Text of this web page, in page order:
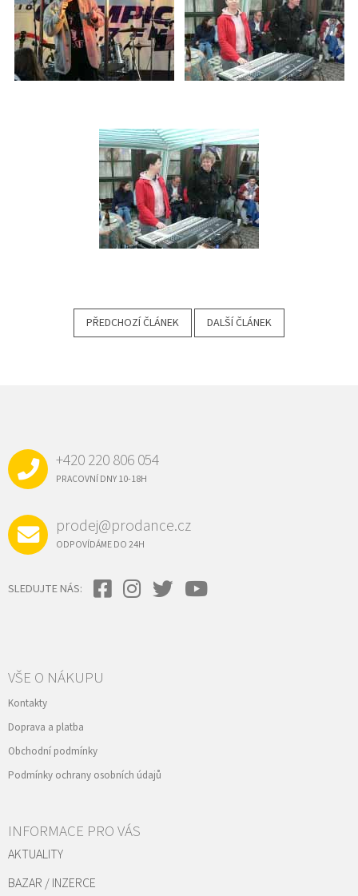
PŘEDCHOZÍ ČLÁNEK DALŠÍ ČLÁNEK
+420 220 806 054
PRACOVNÍ DNY 10-18H
prodej@prodance.cz
ODPOVÍDÁME DO 24H
SLEDUJTE NÁS:
VŠE O NÁKUPU
Kontakty
Doprava a platba
Obchodní podmínky
Podmínky ochrany osobních údajů
INFORMACE PRO VÁS
AKTUALITY
BAZAR / INZERCE